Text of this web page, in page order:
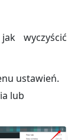
wyczyścić
ustawień.
lub